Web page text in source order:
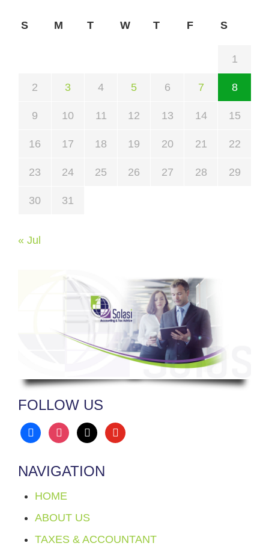
S M T W T F S
1
2 3 4 5 6 7 8
9 10 11 12 13 14 15
16 17 18 19 20 21 22
23 24 25 26 27 28 29
30 31
« Jul
FOLLOW US
facebookinstagram
x youtube
NAVIGATION
HOME
ABOUT US
TAXES & ACCOUNTANT